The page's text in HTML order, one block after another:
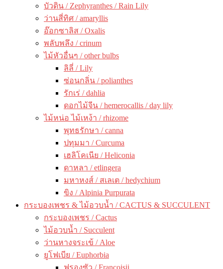
บัวดิน / Zephyranthes / Rain Lily
ว่านสี่ทิศ / amaryllis
อ๊อกซาลิส / Oxalis
พลับพลึง / crinum
ไม้หัวอื่นๆ / other bulbs
ลิลี่ / Lily
ซ่อนกลิ่น / polianthes
รักเร่ / dahlia
ดอกไม้จีน / hemerocallis / day lily
ไม้หน่อ ไม้เหง้า / rhizome
พุทธรักษา / canna
ปทุมมา / Curcuma
เฮลิโคเนีย / Heliconia
ดาหลา / etlingera
มหาหงส์ / สเลเต / hedychium
ขิง / Alpinia Purpurata
กระบองเพชร & ไม้อวบน้ำ / CACTUS & SUCCULENT
กระบองเพชร / Cactus
ไม้อวบน้ำ / Succulent
ว่านหางจระเข้ / Aloe
ยูโฟเบีย / Euphorbia